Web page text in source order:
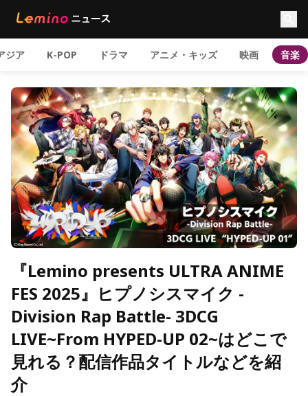
ジア K-POP ドラマ アニメ・キッズ 映画 音楽
『Lemino presents ULTRA ANIME
FES 2025』ヒプノシスマイク -
Division Rap Battle- 3DCG
LIVE~From HYPED-UP 02~はどこで
見れる？配信作品タイトルなどを紹
介